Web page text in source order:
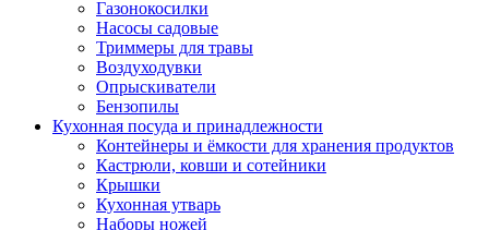
Газонокосилки
Насосы садовые
Триммеры для травы
Воздуходувки
Опрыскиватели
Бензопилы
Кухонная посуда и принадлежности
Контейнеры и ёмкости для хранения продуктов
Кастрюли, ковши и сотейники
Крышки
Кухонная утварь
Наборы ножей